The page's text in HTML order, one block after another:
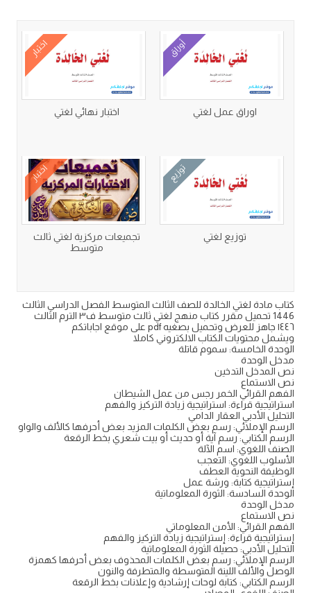
أوراق
اوراق عمل لغتي
اختبار
اختبار نهائي لغتي
توزيع
توزيع لغتي
اختبار
تجميعات مركزية لغتي ثالث
متوسط
كتاب مادة لغتي الخالدة للصف الثالث المتوسط الفصل الدراسي الثالث
1446 تحميل مقرر كتاب منهج لغتي ثالث متوسط ف٣ الترم الثالث
١٤٤٦ جاهز للعرض وتحميل بصغيه pdf على موقع اجاباتكم
ويشمل محتويات الكتاب الالكتروني كاملا
الوحدة الخامسة: سموم قاتلة
مدخل الوحدة
نص المدخل التدخين
نص الاستماع
الفهم القرائي الخمر رجس من عمل الشيطان
استراتيجية قراءة: استراتيجية زيادة التركيز والفهم
التحليل الأدبي العقار الدامي
الرسم الإملائي: رسم بعض الكلمات المزيد بعض أحرفها كالألف والواو
الرسم الكتابي: رسم آية أو حديث أو بيت شعري بخط الرقعة
الصنف اللغوي: اسم الآلة
الأسلوب اللغوي: التعجب
الوظيفة النحوية العطف
إستراتيجية كتابة: ورشة عمل
الوحدة السادسة: الثورة المعلوماتية
مدخل الوحدة
نص الاستماع
الفهم القرائي: الأمن المعلوماتي
إستراتيجية قراءة: إستراتيجية زيادة التركيز والفهم
التحليل الأدبي: حصيلة الثورة المعلوماتية
الرسم الإملائي: رسم بعض الكلمات المحذوف بعض أحرفها كهمزة
الوصل والألف اللينة المتوسطة والمتطرفة والنون
الرسم الكتابي: كتابة لوحات إرشادية وإعلانات بخط الرقعة